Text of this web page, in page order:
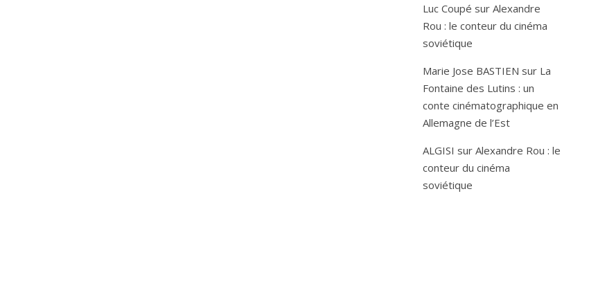
Luc Coupé sur Alexandre
Rou : le conteur du cinéma
soviétique
Marie Jose BASTIEN sur La
Fontaine des Lutins : un
conte cinématographique en
Allemagne de l’Est
ALGISI sur Alexandre Rou : le
conteur du cinéma
soviétique